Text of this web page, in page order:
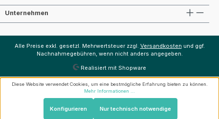
Unternehmen
Alle Preise exkl. gesetzl. Mehrwertsteuer zzgl. Versandkosten und ggf.
Nachnahmegebühren, wenn nicht anders angegeben.
Realisiert mit Shopware
Diese Website verwendet Cookies, um eine bestmögliche Erfahrung bieten zu können.
Mehr Informationen ...
Nur technisch notwendige
Konfigurieren